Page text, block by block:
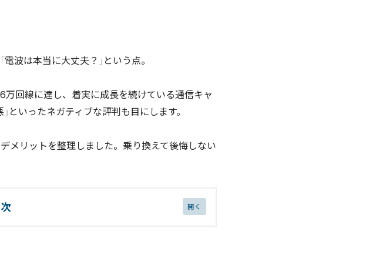
波は本当に大丈夫？」という点。
回線に達し、着実に成長を続けている通信キャ
といったネガティブな評判も目にします。
メリットを整理しました。乗り換えて後悔しない